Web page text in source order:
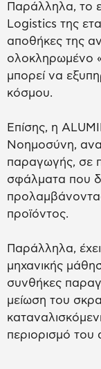
Παράλληλα, το
Logistics της
αποθήκες της
ολοκληρωμένο
μπορεί να
κόσμου.
Επίσης, η
Νοημοσύνη,
παραγωγής, σε
σφάλματα που
προϊόντος.
Παράλληλα,
μηχανικής
συνθήκες
μείωση του
περιορισμό